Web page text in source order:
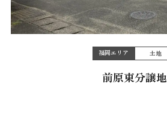
福岡エリア 土地
前原東分譲地